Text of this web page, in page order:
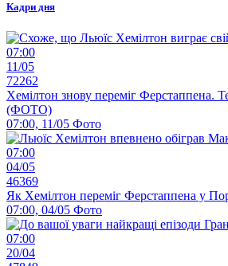
Кадри дня
07:00
11/05
72262
Хемілтон знову переміг Ферстаппена.
(ФОТО)
07:00, 11/05 Фото
07:00
04/05
46369
Як Хемілтон переміг Ферстаппена у
07:00, 04/05 Фото
07:00
20/04